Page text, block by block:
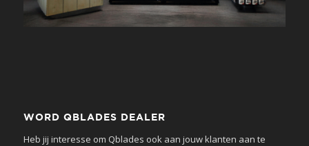
WORD QBLADES DEALER
Heb jij interesse om Qblades ook aan jouw klanten aan te